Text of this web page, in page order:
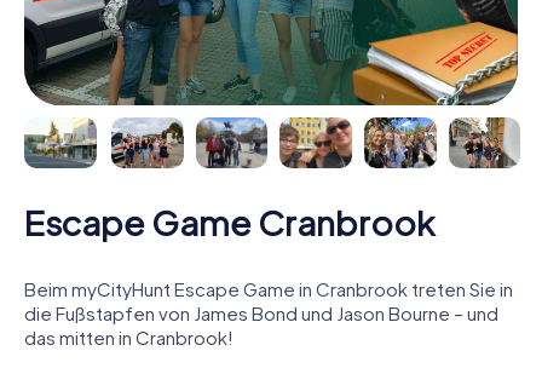
Escape Game Cranbrook
Beim myCityHunt Escape Game in Cranbrook treten Sie in
die Fußstapfen von James Bond und Jason Bourne – und
das mitten in Cranbrook!